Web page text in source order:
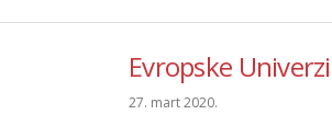
Evropske
27. mart 2020.